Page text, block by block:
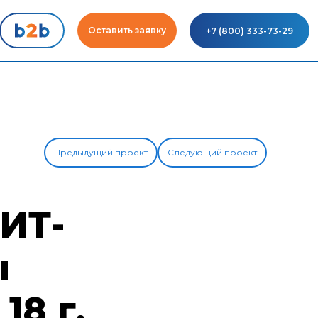
Оставить заявку +7 (800) 333-73-29
Предыдущий проект Следующий проект